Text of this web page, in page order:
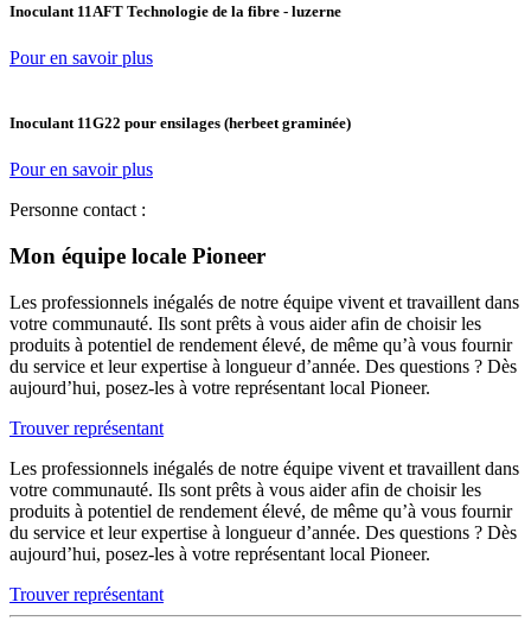
Inoculant 11AFT Technologie de la fibre - luzerne
Pour en savoir plus
Inoculant 11G22 pour ensilages (herbeet graminée)
Pour en savoir plus
Personne contact :
Mon équipe locale Pioneer
Les professionnels inégalés de notre équipe vivent et travaillent dans
votre communauté. Ils sont prêts à vous aider afin de choisir les
produits à potentiel de rendement élevé, de même qu’à vous fournir
du service et leur expertise à longueur d’année. Des questions ? Dès
aujourd’hui, posez-les à votre représentant local Pioneer.
Trouver représentant
Les professionnels inégalés de notre équipe vivent et travaillent dans
votre communauté. Ils sont prêts à vous aider afin de choisir les
produits à potentiel de rendement élevé, de même qu’à vous fournir
du service et leur expertise à longueur d’année. Des questions ? Dès
aujourd’hui, posez-les à votre représentant local Pioneer.
Trouver représentant